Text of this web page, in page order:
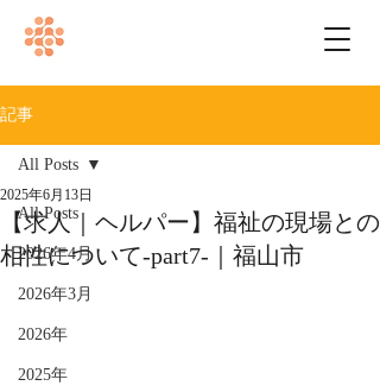
記事
All Posts
2026年4月
2026年3月
2026年
2025年
All Posts
【求人｜ヘルパー】福祉の現場との
相性について-part7-｜福山市
2025年6月13日